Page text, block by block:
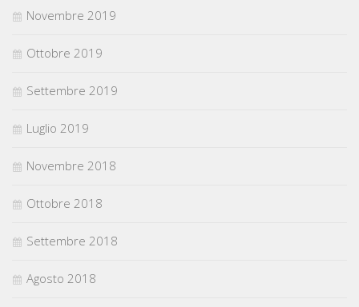
Novembre 2019
Ottobre 2019
Settembre 2019
Luglio 2019
Novembre 2018
Ottobre 2018
Settembre 2018
Agosto 2018